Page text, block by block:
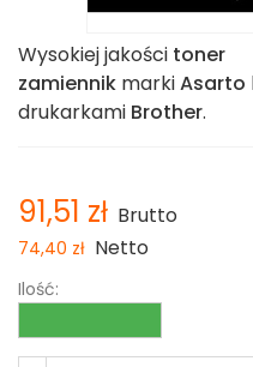
Wysokiej jakości toner
zamiennik markiAsarto
drukarkami Brother.
91,51 zł Brutto
74,40 zł Netto
Ilość: